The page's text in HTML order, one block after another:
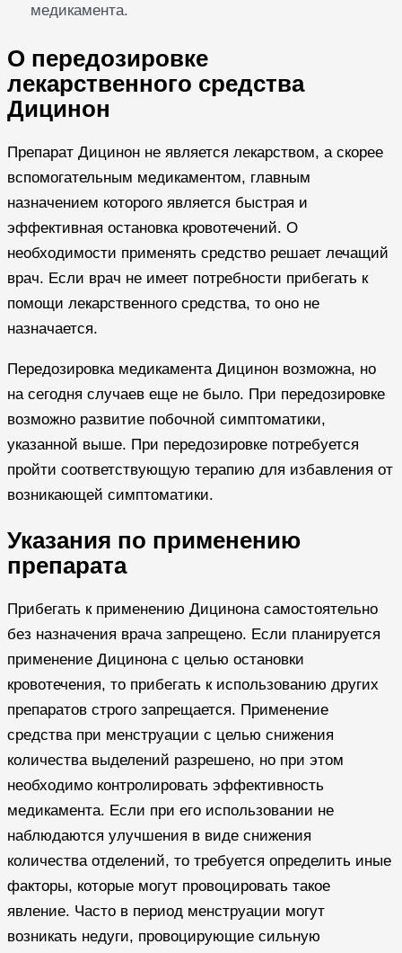
медикамента.
О передозировке
лекарственного средства
Дицинон
Препарат Дицинон не является лекарством, а скорее
вспомогательным медикаментом, главным
назначением которого является быстрая и
эффективная остановка кровотечений. О
необходимости применять средство решает лечащий
врач. Если врач не имеет потребности прибегать к
помощи лекарственного средства, то оно не
назначается.
Передозировка медикамента Дицинон возможна, но
на сегодня случаев еще не было. При передозировке
возможно развитие побочной симптоматики,
указанной выше. При передозировке потребуется
пройти соответствующую терапию для избавления от
возникающей симптоматики.
Указания по применению
препарата
Прибегать к применению Дицинона самостоятельно
без назначения врача запрещено. Если планируется
применение Дицинона с целью остановки
кровотечения, то прибегать к использованию других
препаратов строго запрещается. Применение
средства при менструации с целью снижения
количества выделений разрешено, но при этом
необходимо контролировать эффективность
медикамента. Если при его использовании не
наблюдаются улучшения в виде снижения
количества отделений, то требуется определить иные
факторы, которые могут провоцировать такое
явление. Часто в период менструации могут
возникать недуги, провоцирующие сильную